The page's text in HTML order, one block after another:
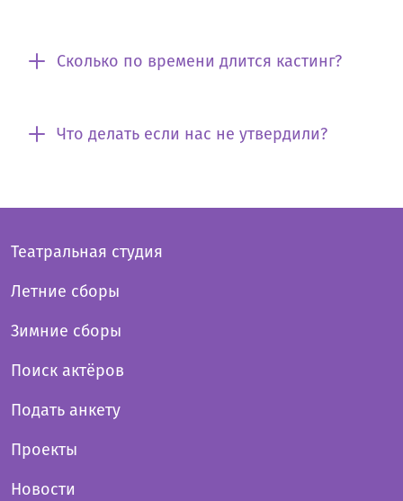
Сколько по времени длится кастинг?
Что делать если нас не утвердили?
Театральная студия
Летние сборы
Зимние сборы
Поиск актёров
Подать анкету
Проекты
Новости